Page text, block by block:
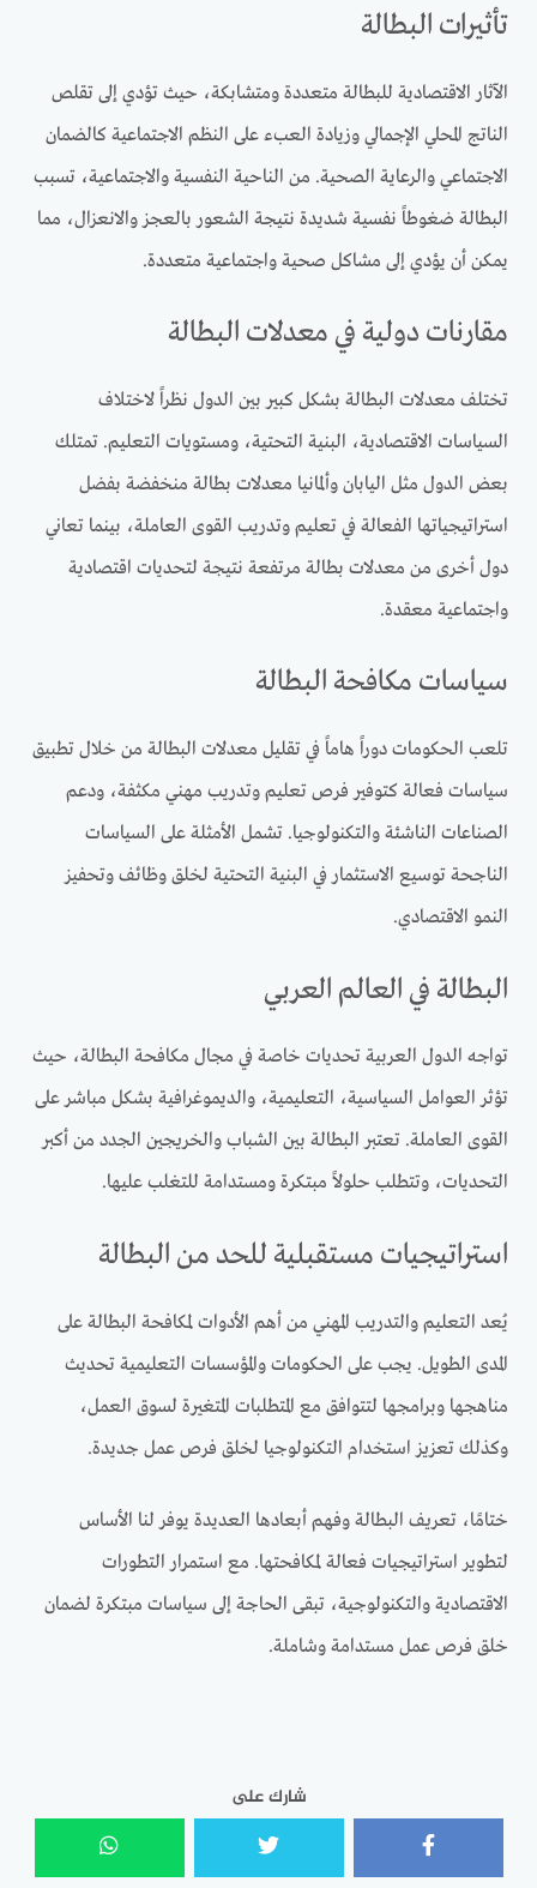
تأثيرات البطالة
الآثار الاقتصادية للبطالة متعددة ومتشابكة، حيث تؤدي إلى تقلص
الناتج المحلي الإجمالي وزيادة العبء على النظم الاجتماعية كالضمان
الاجتماعي والرعاية الصحية. من الناحية النفسية والاجتماعية، تسبب
البطالة ضغوطاً نفسية شديدة نتيجة الشعور بالعجز والانعزال، مما
يمكن أن يؤدي إلى مشاكل صحية واجتماعية متعددة.
مقارنات دولية في معدلات البطالة
تختلف معدلات البطالة بشكل كبير بين الدول نظراً لاختلاف
السياسات الاقتصادية، البنية التحتية، ومستويات التعليم. تمتلك
بعض الدول مثل اليابان وألمانيا معدلات بطالة منخفضة بفضل
استراتيجياتها الفعالة في تعليم وتدريب القوى العاملة، بينما تعاني
دول أخرى من معدلات بطالة مرتفعة نتيجة لتحديات اقتصادية
واجتماعية معقدة.
سياسات مكافحة البطالة
تلعب الحكومات دوراً هاماً في تقليل معدلات البطالة من خلال تطبيق
سياسات فعالة كتوفير فرص تعليم وتدريب مهني مكثفة، ودعم
الصناعات الناشئة والتكنولوجيا. تشمل الأمثلة على السياسات
الناجحة توسيع الاستثمار في البنية التحتية لخلق وظائف وتحفيز
النمو الاقتصادي.
البطالة في العالم العربي
تواجه الدول العربية تحديات خاصة في مجال مكافحة البطالة، حيث
تؤثر العوامل السياسية، التعليمية، والديموغرافية بشكل مباشر على
القوى العاملة. تعتبر البطالة بين الشباب والخريجين الجدد من أكبر
التحديات، وتتطلب حلولاً مبتكرة ومستدامة للتغلب عليها.
استراتيجيات مستقبلية للحد من البطالة
يُعد التعليم والتدريب المهني من أهم الأدوات لمكافحة البطالة على
المدى الطويل. يجب على الحكومات والمؤسسات التعليمية تحديث
مناهجها وبرامجها لتتوافق مع المتطلبات المتغيرة لسوق العمل،
وكذلك تعزيز استخدام التكنولوجيا لخلق فرص عمل جديدة.
ختامًا، تعريف البطالة وفهم أبعادها العديدة يوفر لنا الأساس
لتطوير استراتيجيات فعالة لمكافحتها. مع استمرار التطورات
الاقتصادية والتكنولوجية، تبقى الحاجة إلى سياسات مبتكرة لضمان
خلق فرص عمل مستدامة وشاملة.
شارك على